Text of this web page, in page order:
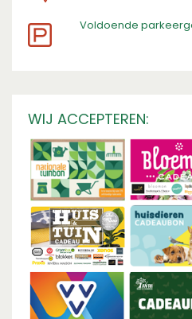
​Voldoende
WIJ ACCEPTEREN: